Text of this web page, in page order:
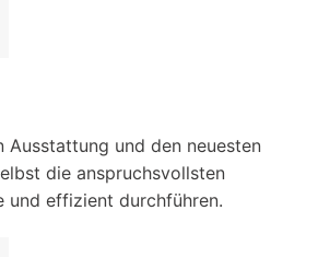
Ausstattung und den neuesten
die anspruchsvollsten
und effizient durchführen.